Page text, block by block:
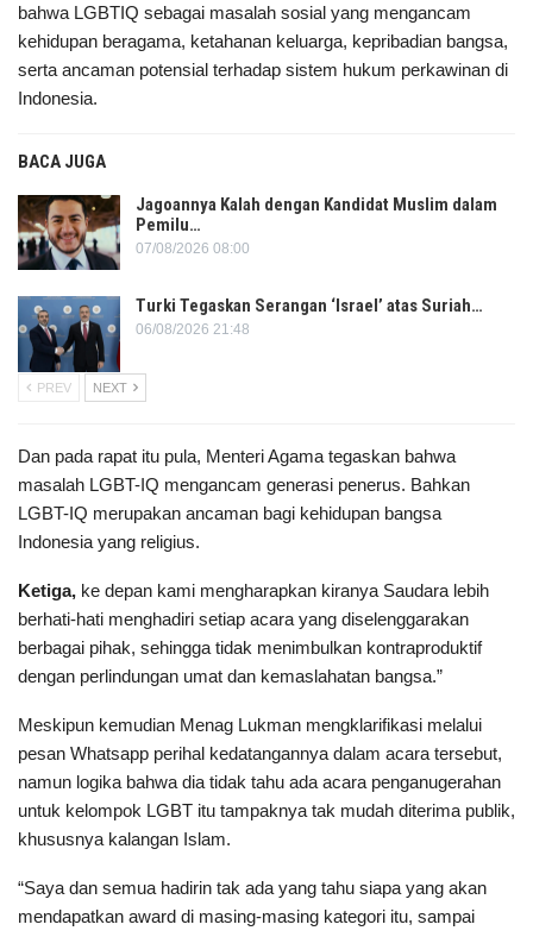
bahwa LGBTIQ sebagai masalah sosial yang mengancam
kehidupan beragama, ketahanan keluarga, kepribadian bangsa,
serta ancaman potensial terhadap sistem hukum perkawinan di
Indonesia.
BACA JUGA
Jagoannya Kalah dengan Kandidat Muslim dalam
Pemilu…
07/08/2026 08:00
Turki Tegaskan Serangan ‘Israel’ atas Suriah…
06/08/2026 21:48
PREV NEXT
Dan pada rapat itu pula, Menteri Agama tegaskan bahwa
masalah LGBT-IQ mengancam generasi penerus. Bahkan
LGBT-IQ merupakan ancaman bagi kehidupan bangsa
Indonesia yang religius.
Ketiga, ke depan kami mengharapkan kiranya Saudara lebih
berhati-hati menghadiri setiap acara yang diselenggarakan
berbagai pihak, sehingga tidak menimbulkan kontraproduktif
dengan perlindungan umat dan kemaslahatan bangsa.”
Meskipun kemudian Menag Lukman mengklarifikasi melalui
pesan Whatsapp perihal kedatangannya dalam acara tersebut,
namun logika bahwa dia tidak tahu ada acara penganugerahan
untuk kelompok LGBT itu tampaknya tak mudah diterima publik,
khususnya kalangan Islam.
“Saya dan semua hadirin tak ada yang tahu siapa yang akan
mendapatkan award di masing-masing kategori itu, sampai